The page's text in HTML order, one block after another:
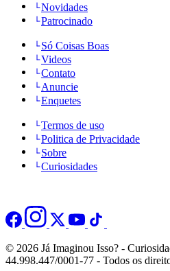
Novidades
Patrocinado
Só Coisas Boas
Videos
Contato
Anuncie
Enquetes
Termos de uso
Politica de Privacidade
Sobre
Curiosidades
© 2026 Já Imaginou Isso? -
44.998.447/0001-77 - Todos os